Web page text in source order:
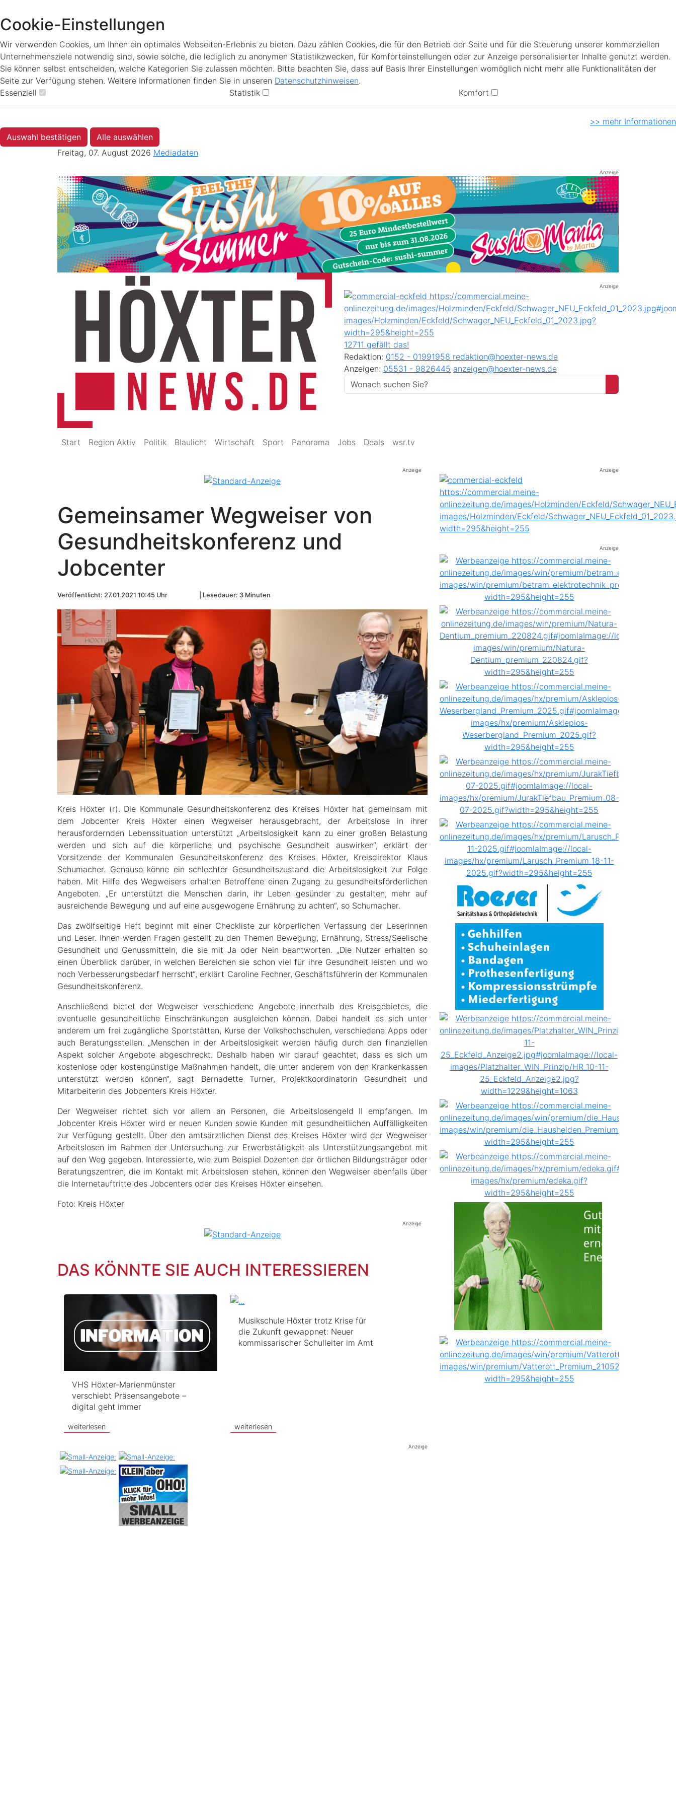
Cookie-Einstellungen
Wir verwenden Cookies, um Ihnen ein optimales Webseiten-Erlebnis zu bieten. Dazu zählen Cookies, die für den Betrieb der Seite und für die Steuerung unserer kommerziellen
Unternehmensziele notwendig sind, sowie solche, die lediglich zu anonymen Statistikzwecken, für Komforteinstellungen oder zur Anzeige personalisierter Inhalte genutzt werden.
Sie können selbst entscheiden, welche Kategorien Sie zulassen möchten. Bitte beachten Sie, dass auf Basis Ihrer Einstellungen womöglich nicht mehr alle Funktionalitäten der
Seite zur Verfügung stehen. Weitere Informationen finden Sie in unseren Datenschutzhinweisen.
Essenziell
Statistik Komfort
>> mehr Informationen
Auswahl bestätigen
Alle auswählen
Freitag, 07. August 2026 Mediadaten
Anzeige
Anzeige
12711 gefällt das!
Redaktion: 0152 - 01991958 redaktion@hoexter-news.de
Anzeigen: 05531 - 9826445 anzeigen@hoexter-news.de
Start Region Aktiv Politik Blaulicht Wirtschaft Sport Panorama Jobs Deals wsr.tv
Anzeige
Gemeinsamer Wegweiser von
Gesundheitskonferenz und
Jobcenter
Veröffentlicht: 27.01.2021 10:45 Uhr Lesedauer: 3 Minuten
Kreis Höxter (r). Die Kommunale Gesundheitskonferenz des Kreises Höxter hat gemeinsam mit
dem Jobcenter Kreis Höxter einen Wegweiser herausgebracht, der Arbeitslose in ihrer
herausfordernden Lebenssituation unterstützt „Arbeitslosigkeit kann zu einer großen Belastung
werden und sich auf die körperliche und psychische Gesundheit auswirken“, erklärt der
Vorsitzende der Kommunalen Gesundheitskonferenz des Kreises Höxter, Kreisdirektor Klaus
Schumacher. Genauso könne ein schlechter Gesundheitszustand die Arbeitslosigkeit zur Folge
haben. Mit Hilfe des Wegweisers erhalten Betroffene einen Zugang zu gesundheitsförderlichen
Angeboten. „Er unterstützt die Menschen darin, ihr Leben gesünder zu gestalten, mehr auf
ausreichende Bewegung und auf eine ausgewogene Ernährung zu achten“, so Schumacher.
Das zwölfseitige Heft beginnt mit einer Checkliste zur körperlichen Verfassung der Leserinnen
und Leser. Ihnen werden Fragen gestellt zu den Themen Bewegung, Ernährung, Stress/Seelische
Gesundheit und Genussmitteln, die sie mit Ja oder Nein beantworten. „Die Nutzer erhalten so
einen Überblick darüber, in welchen Bereichen sie schon viel für ihre Gesundheit leisten und wo
noch Verbesserungsbedarf herrscht“, erklärt Caroline Fechner, Geschäftsführerin der Kommunalen
Gesundheitskonferenz.
Anschließend bietet der Wegweiser verschiedene Angebote innerhalb des Kreisgebietes, die
eventuelle gesundheitliche Einschränkungen ausgleichen können. Dabei handelt es sich unter
anderem um frei zugängliche Sportstätten, Kurse der Volkshochschulen, verschiedene Apps oder
auch Beratungsstellen. „Menschen in der Arbeitslosigkeit werden häufig durch den finanziellen
Aspekt solcher Angebote abgeschreckt. Deshalb haben wir darauf geachtet, dass es sich um
kostenlose oder kostengünstige Maßnahmen handelt, die unter anderem von den Krankenkassen
unterstützt werden können“, sagt Bernadette Turner, Projektkoordinatorin Gesundheit und
Mitarbeiterin des Jobcenters Kreis Höxter.
Der Wegweiser richtet sich vor allem an Personen, die Arbeitslosengeld II empfangen. Im
Jobcenter Kreis Höxter wird er neuen Kunden sowie Kunden mit gesundheitlichen Auffälligkeiten
zur Verfügung gestellt. Über den amtsärztlichen Dienst des Kreises Höxter wird der Wegweiser
Arbeitslosen im Rahmen der Untersuchung zur Erwerbstätigkeit als Unterstützungsangebot mit
auf den Weg gegeben. Interessierte, wie zum Beispiel Dozenten der örtlichen Bildungsträger oder
Beratungszentren, die im Kontakt mit Arbeitslosen stehen, können den Wegweiser ebenfalls über
die Internetauftritte des Jobcenters oder des Kreises Höxter einsehen.
Foto: Kreis Höxter
Anzeige
DAS KÖNNTE SIE AUCH INTERESSIEREN
VHS Höxter-Marienmünster
verschiebt Präsensangebote –
digital geht immer
weiterlesen
Musikschule Höxter trotz Krise für
die Zukunft gewappnet: Neuer
kommissarischer Schulleiter im Amt
weiterlesen
Anzeige
Anzeige
Anzeige